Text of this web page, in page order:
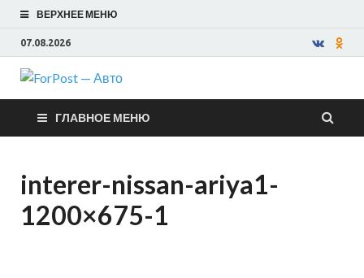
ВЕРХНЕЕ МЕНЮ
07.08.2026
ForPost —
Авто
ГЛАВНОЕ МЕНЮ
interer-nissan-ariya1-
1200×675-1